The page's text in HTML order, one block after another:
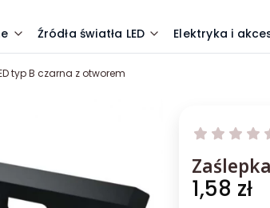
Źródła światła LED Elektryka i
typ B czarna z otworem
Cena
1,58 zł